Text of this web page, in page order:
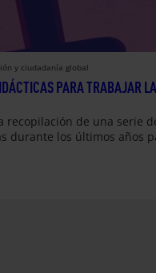
y ciudadanía global
PARA TRABAJAR LA
recopilación de una serie
durante los últimos años